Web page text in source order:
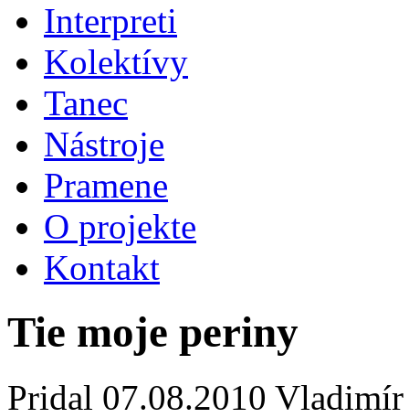
Interpreti
Kolektívy
Tanec
Nástroje
Pramene
O projekte
Kontakt
Tie moje periny
Pridal 07.08.2010